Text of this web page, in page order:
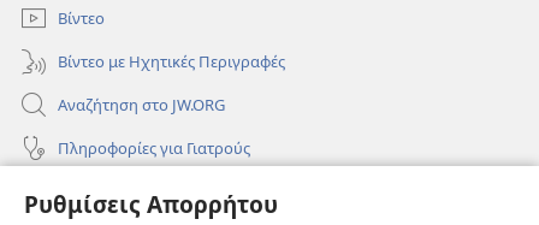
Ρυθμίσεις Απορρήτου
Βίντεο
Βίντεο με Ηχητικές Περιγραφές
Αναζήτηση στο JW.ORG
Πληροφορίες για Γιατρούς
Πληροφορίες για Επίσημους Φορείς και ΜΜΕ